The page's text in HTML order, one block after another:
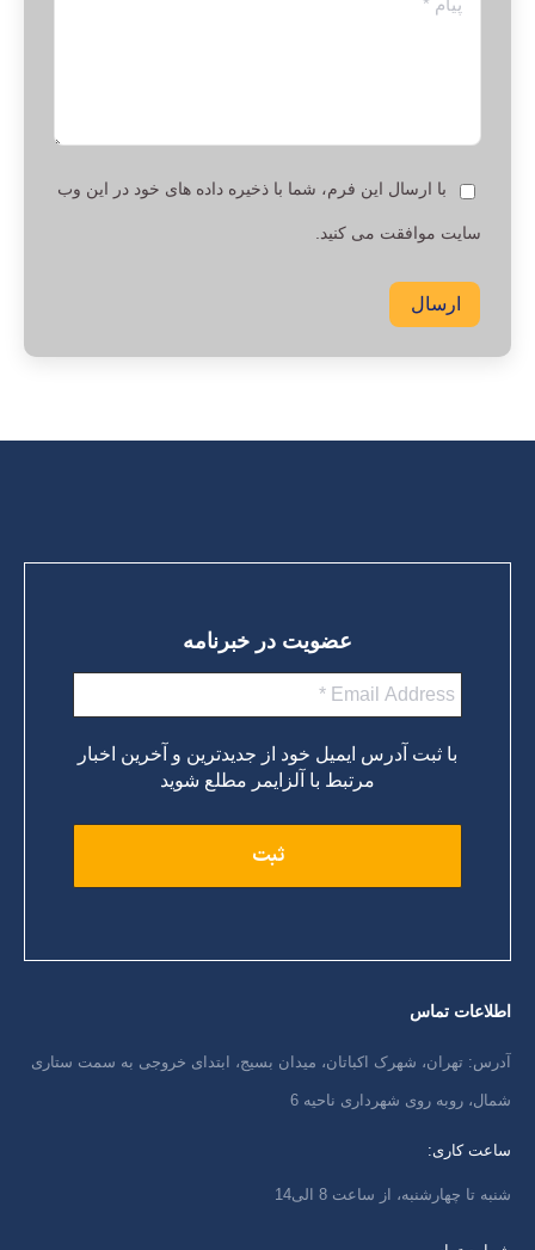
با ارسال این فرم، شما با ذخیره داده های خود در این وب
سایت موافقت می کنید.
ارسال
عضویت در خبرنامه
با ثبت آدرس ایمیل خود از جدیدترین و آخرین اخبار
مرتبط با آلزایمر مطلع شوید
اطلاعات تماس
آدرس: تهران، شهرک اکباتان، میدان بسیج، ابتدای خروجی به سمت ستاری
شمال، روبه روی شهرداری ناحیه 6
ساعت کاری:
شنبه تا چهارشنبه، از ساعت 8 الی14